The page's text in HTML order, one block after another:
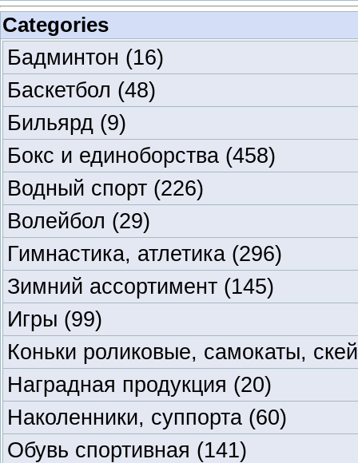
Categories
Бадминтон (16)
Баскетбол (48)
Бильярд (9)
Бокс и единоборства (458)
Водный спорт (226)
Волейбол (29)
Гимнастика, атлетика (296)
Зимний ассортимент (145)
Игры (99)
Коньки роликовые, самокаты,
Наградная продукция (20)
Наколенники, суппорта (60)
Обувь спортивная (141)